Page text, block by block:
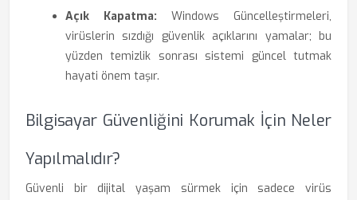
Açık Kapatma: Windows Güncelleştirmeleri,
virüslerin sızdığı güvenlik açıklarını yamalar; bu
yüzden temizlik sonrası sistemi güncel tutmak
hayati önem taşır.
Bilgisayar Güvenliğini Korumak İçin Neler
Yapılmalıdır?
Güvenli bir dijital yaşam sürmek için sadece virüs